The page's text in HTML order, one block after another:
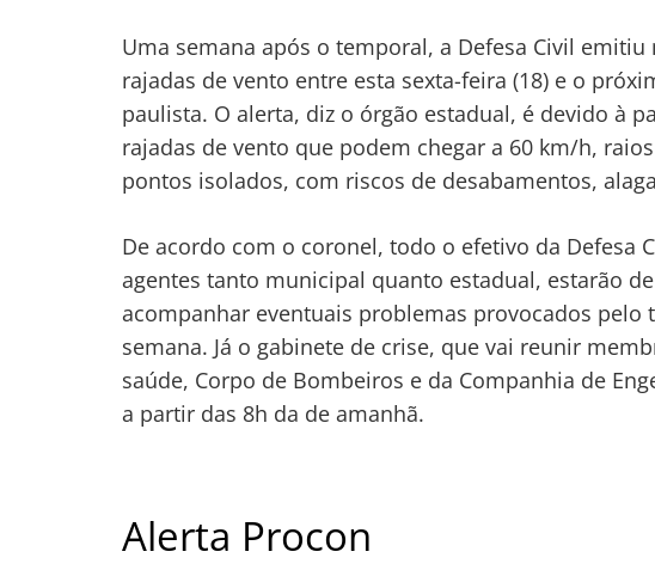
Uma semana após o temporal, a Defesa Civil
rajadas de vento entre esta sexta-feira (18) e o
paulista. O alerta, diz o órgão estadual, é devido à
rajadas de vento que podem chegar a 60 km/h,
pontos isolados, com riscos de desabamentos,
De acordo com o coronel, todo o efetivo da Defesa
agentes tanto municipal quanto estadual, estarão
acompanhar eventuais problemas provocados
semana. Já o gabinete de crise, que vai reunir
saúde, Corpo de Bombeiros e da Companhia de
a partir das 8h da de amanhã.
Alerta Procon